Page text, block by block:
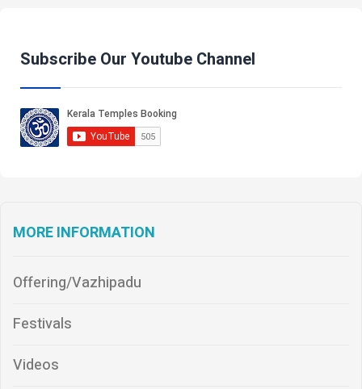
Subscribe Our Youtube Channel
MORE INFORMATION
Offering/Vazhipadu
Festivals
Videos